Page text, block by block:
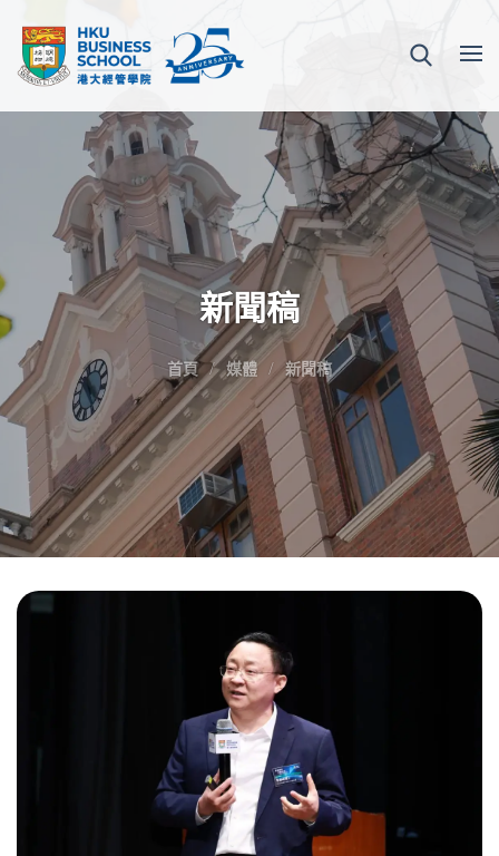
新聞稿
首頁 媒體 新聞稿